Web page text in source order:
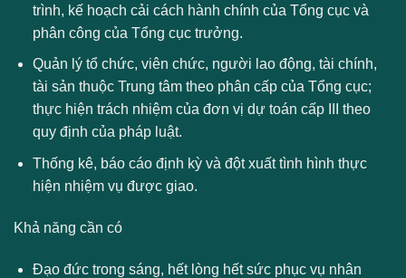
trình, kế hoạch cải cách hành chính của Tổng cục và
phân công của Tổng cục trưởng.
Quản lý tổ chức, viên chức, người lao động, tài chính,
tài sản thuộc Trung tâm theo phân cấp của Tổng cục;
thực hiện trách nhiệm của đơn vị dự toán cấp III theo
quy định của pháp luật.
Thống kê, báo cáo định kỳ và đột xuất tình hình thực
hiện nhiệm vụ được giao.
Khả năng cần có
Đạo đức trong sáng, hết lòng hết sức phục vụ nhân